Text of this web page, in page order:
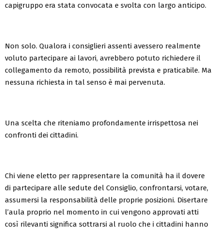
capigruppo era stata convocata e svolta con largo anticipo.
Non solo. Qualora i consiglieri assenti avessero realmente
voluto partecipare ai lavori, avrebbero potuto richiedere il
collegamento da remoto, possibilità prevista e praticabile. Ma
nessuna richiesta in tal senso è mai pervenuta.
Una scelta che riteniamo profondamente irrispettosa nei
confronti dei cittadini.
Chi viene eletto per rappresentare la comunità ha il dovere
di partecipare alle sedute del Consiglio, confrontarsi, votare,
assumersi la responsabilità delle proprie posizioni. Disertare
l’aula proprio nel momento in cui vengono approvati atti
così rilevanti significa sottrarsi al ruolo che i cittadini hanno